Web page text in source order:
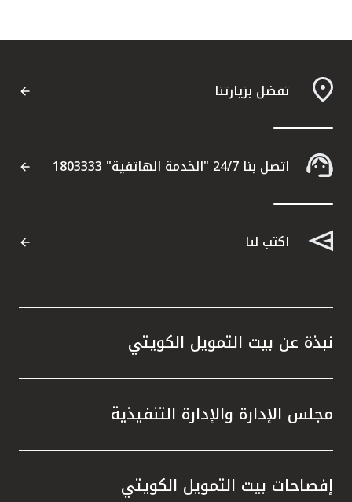
تفضل بزيارتنا
اتصل بنا 24/7 "الخدمة الهاتفية" 1803333
اكتب لنا
نبذة عن بيت التمويل الكويتي
مجلس الإدارة والإدارة التنفيذية
إفصاحات بيت التمويل الكويتي